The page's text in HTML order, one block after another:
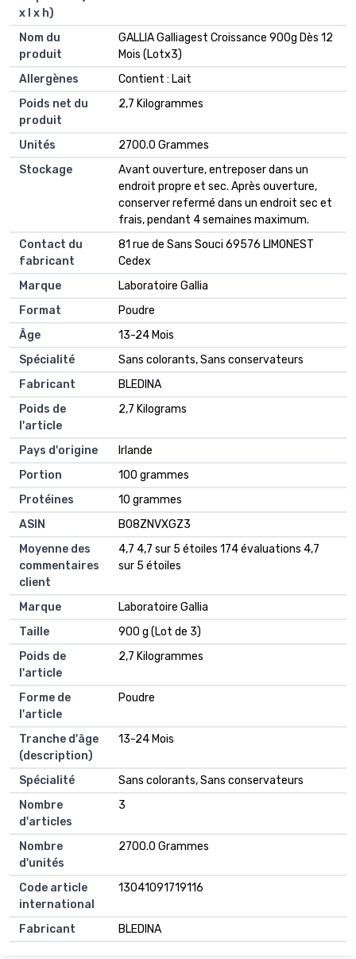
x l x h)
Nom du
produit
‎GALLIA Galliagest Croissance 900g Dès 12
Mois (Lotx3)
Allergènes
‎Contient : Lait
Poids net du
produit
‎2,7 Kilogrammes
Unités
‎2700.0 Grammes
Stockage
‎Avant ouverture, entreposer dans un
endroit propre et sec. Après ouverture,
conserver refermé dans un endroit sec et
frais, pendant 4 semaines maximum.
Contact du
fabricant
‎81 rue de Sans Souci 69576 LIMONEST
Cedex
Marque
‎Laboratoire Gallia
Format
‎Poudre
Âge
‎13-24 Mois
Spécialité
‎Sans colorants, Sans conservateurs
Fabricant
‎BLEDINA
Poids de
l'article
‎2,7 Kilograms
Pays d'origine
‎Irlande
Portion
‎100 grammes
Protéines
‎10 grammes
ASIN
B08ZNVXGZ3
Moyenne des
commentaires
client
4,7 4,7 sur 5 étoiles 174 évaluations 4,7
sur 5 étoiles
Marque
Laboratoire Gallia
Taille
900 g (Lot de 3)
Poids de
l'article
2,7 Kilogrammes
Forme de
l'article
Poudre
Tranche d'âge
(description)
13-24 Mois
Spécialité
Sans colorants, Sans conservateurs
Nombre
d'articles
3
Nombre
d'unités
2700.0 Grammes
Code article
international
13041091719116
Fabricant BLEDINA